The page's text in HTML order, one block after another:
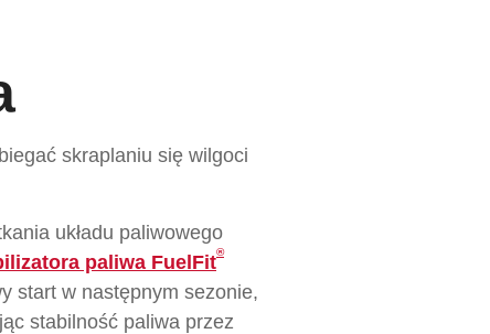
skraplaniu się wilgoci
układu paliwowego
paliwa FuelFit®
start w następnym sezonie,
stabilność paliwa przez